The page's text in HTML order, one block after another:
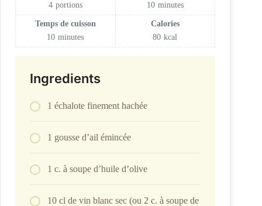
4 portions
10 minutes
Temps de cuisson
10 minutes
Calories
80 kcal
Ingredients
1 échalote finement hachée
1 gousse d’ail émincée
1 c. à soupe d’huile d’olive
10 cl de vin blanc sec (ou 2 c. à soupe de